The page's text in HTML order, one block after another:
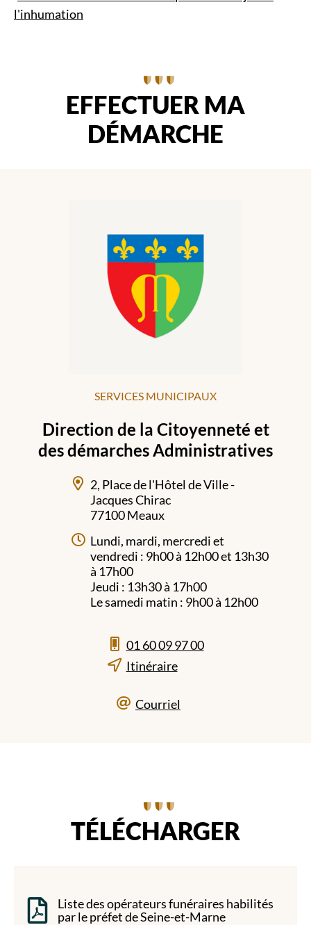
l'inhumation
EFFECTUER MA
DÉMARCHE
SERVICES MUNICIPAUX
Direction de la Citoyenneté et
des démarches Administratives
2, Place de l'Hôtel de Ville -
Jacques Chirac
77100 Meaux
Lundi, mardi, mercredi et
vendredi : 9h00 à 12h00 et 13h30
à 17h00
Jeudi : 13h30 à 17h00
Le samedi matin : 9h00 à 12h00
01 60 09 97 00
Itinéraire
Courriel
TÉLÉCHARGER
Liste des opérateurs funéraires habilités
par le préfet de Seine-et-Marne